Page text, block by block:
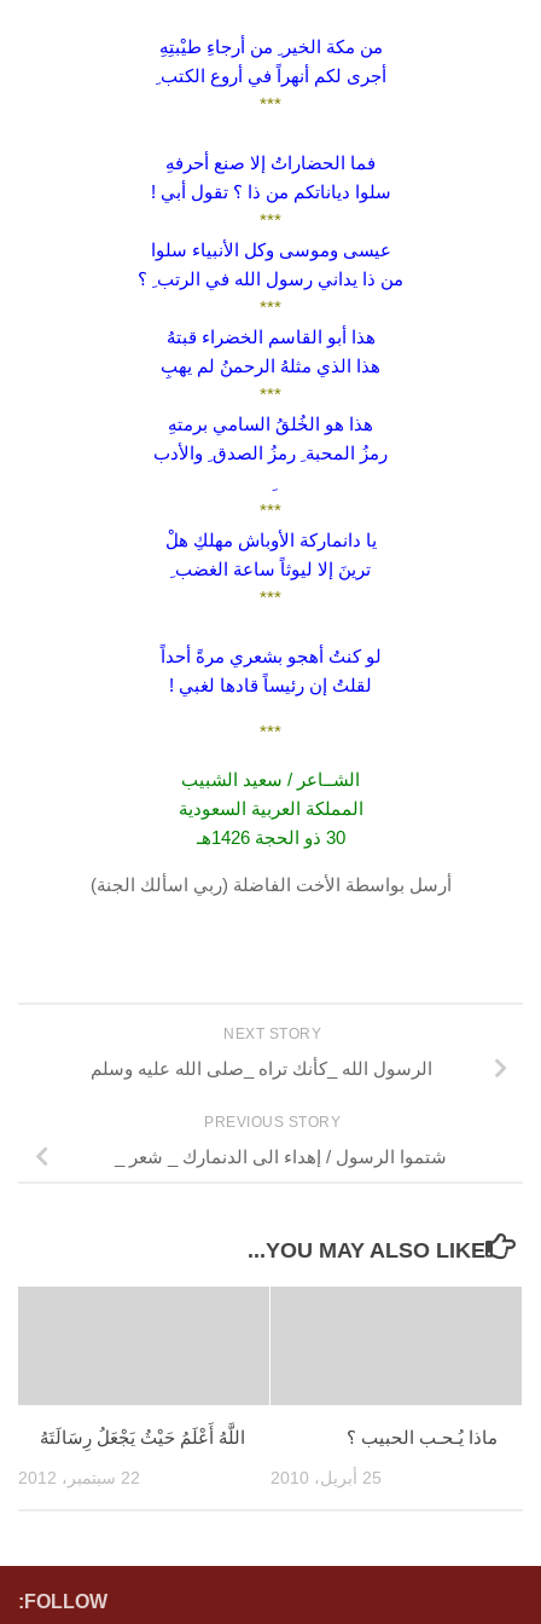
من مكة الخير ِ من أرجاءِ طيْبتِهِ
أجرى لكم أنهراً في أروع الكتب ِ
***
فما الحضاراتُ إلا صنع أحرفهِ
سلوا دياناتكم من ذا ؟ تقول أبي !
***
عيسى وموسى وكل الأنبياء سلوا
من ذا يداني رسول الله في الرتب ِ ؟
***
هذا أبو القاسم الخضراء قبتهُ
هذا الذي مثلهُ الرحمنُ لم يهبِ
***
هذا هو الخُلقُ السامي برمتهِ
رمزُ المحبة ِ رمزُ الصدق ِ والأدب
***
يا دانماركة الأوباش مهلكِ هلْ
ترينَ إلا ليوثاً ساعة الغضب ِ
***
لو كنتُ أهجو بشعري مرةً أحداً
لقلتُ إن رئيساً قادها لغبي !
***
الشــاعر / سعيد الشبيب
المملكة العربية السعودية
30 ذو الحجة 1426هـ
أرسل بواسطة الأخت الفاضلة (ربي اسألك الجنة)
NEXT STORY
الرسول الله _كأنك تراه _صلى الله عليه وسلم
PREVIOUS STORY
شتموا الرسول / إهداء الى الدنمارك _ شعر _
YOU MAY ALSO LIKE...
اللَّهُ أَعْلَمُ حَيْثُ يَجْعَلُ رِسَالَتَهُ
22 سبتمبر، 2012
ماذا يُـحـب الحبيب ؟
25 أبريل، 2010
FOLLOW: